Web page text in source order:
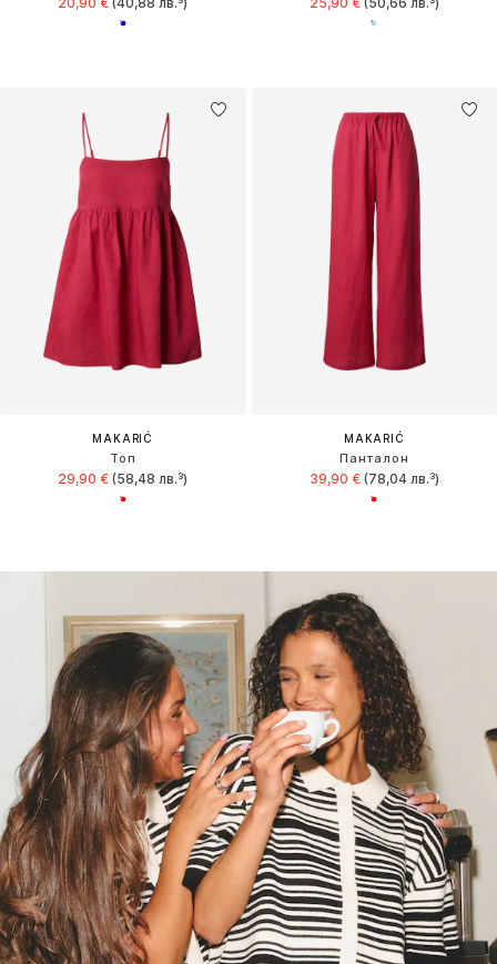
MAKARIĆ
Топ
29,90 € (58,48 лв.³)
MAKARIĆ
Панталон
39,90 €(78,04 лв.³)